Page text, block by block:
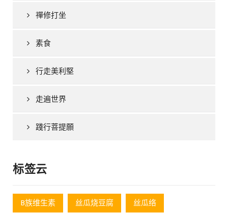
禪修打坐
素食
行走美利堅
走遍世界
踐行菩提願
标签云
B族维生素 丝瓜烧豆腐 丝瓜络